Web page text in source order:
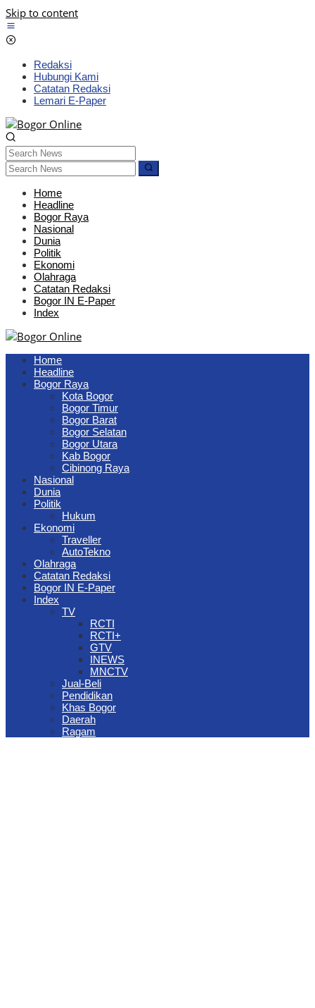
Skip to content
Redaksi
Hubungi Kami
Catatan Redaksi
Lemari E-Paper
Home
Headline
Bogor Raya
Nasional
Dunia
Politik
Ekonomi
Olahraga
Catatan Redaksi
Bogor IN E-Paper
Index
Home
Headline
Bogor Raya
Kota Bogor
Bogor Timur
Bogor Barat
Bogor Selatan
Bogor Utara
Kab Bogor
Cibinong Raya
Nasional
Dunia
Politik
Hukum
Ekonomi
Traveller
AutoTekno
Olahraga
Catatan Redaksi
Bogor IN E-Paper
Index
TV
RCTI
RCTI+
GTV
INEWS
MNCTV
Jual-Beli
Pendidikan
Khas Bogor
Daerah
Ragam